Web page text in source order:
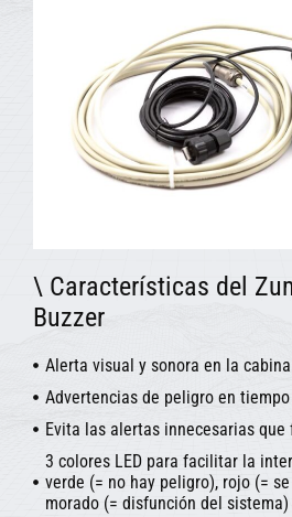
\ Características del
Buzzer
Alerta visual y sonora en la cabina
Advertencias de peligro en
Evita las alertas innecesarias
3 colores LED para facilitar la
verde (= no hay peligro), rojo (=
morado (= disfunción del sistema)